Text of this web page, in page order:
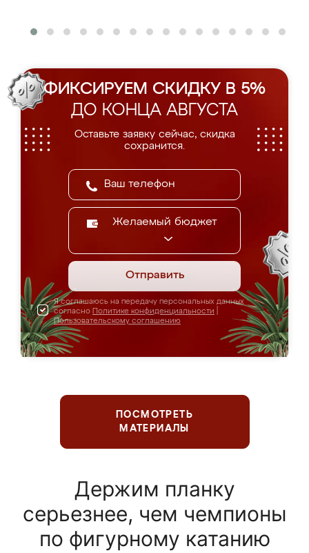
ФИКСИРУЕМ СКИДКУ В 5%
ДО КОНЦА АВГУСТА
Оставьте заявку сейчас, скидка
сохранится.
Желаемый бюджет
Отправить
Я соглашаюсь на передачу персональных данных
согласно Политике конфиденциальности
Пользовательскому соглашению
ПОСМОТРЕТЬ
МАТЕРИАЛЫ
Держим планку
серьезнее, чем чемпионы
по фигурному катанию